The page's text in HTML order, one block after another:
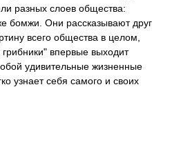
разных слоев общества:
бомжи. Они рассказывают друг
всего общества в целом,
впервые выходит
удивительные жизненные
узнает себя самого и своих